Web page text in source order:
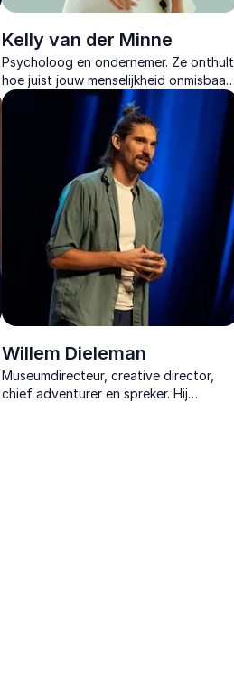
Kelly van der Minne
Psycholoog en ondernemer. Ze onthult
hoe juist jouw menselijkheid onmisbaar
blijft in een wereld vol AI en digitale
Willem Dieleman
Museumdirecteur, creative director,
chief adventurer en spreker. Hij